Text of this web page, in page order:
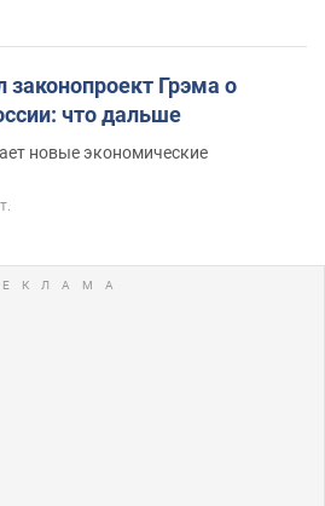
Грэма о
что дальше
новые экономические